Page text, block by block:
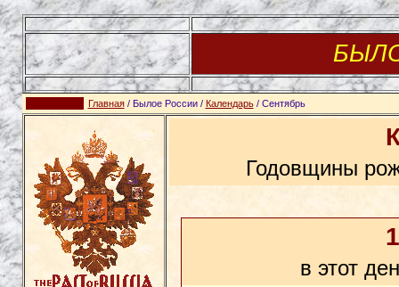
Главная/ Былое России / Календарь/ Сентябрь
Годовщины
в этот